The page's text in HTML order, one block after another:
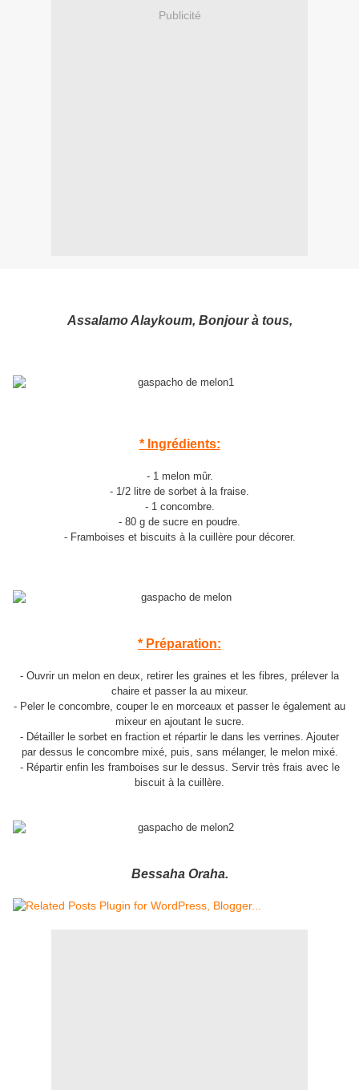
Publicité
Assalamo Alaykoum, Bonjour à tous,
* Ingrédients:
- 1 melon mûr.
- 1/2 litre de sorbet à la fraise.
- 1 concombre.
- 80 g de sucre en poudre.
- Framboises et biscuits à la cuillère pour décorer.
* Préparation:
- Ouvrir un melon en deux, retirer les graines et les fibres, prélever la
chaire et passer la au mixeur.
- Peler le concombre, couper le en morceaux et passer le également au
mixeur en ajoutant le sucre.
- Détailler le sorbet en fraction et répartir le dans les verrines. Ajouter
par dessus le concombre mixé, puis, sans mélanger, le melon mixé.
- Répartir enfin les framboises sur le dessus. Servir très frais avec le
biscuit à la cuillère.
Bessaha Oraha.